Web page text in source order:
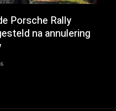
Porsche Rally
na annulering